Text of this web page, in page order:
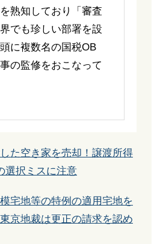
熟知しており「審査
でも珍しい部署を設
に複数名の国税OB
の監修をおこなって
た空き家を売却！譲渡所得
選択ミスに注意
宅地等の特例の適用宅地を
京地裁は更正の請求を認め